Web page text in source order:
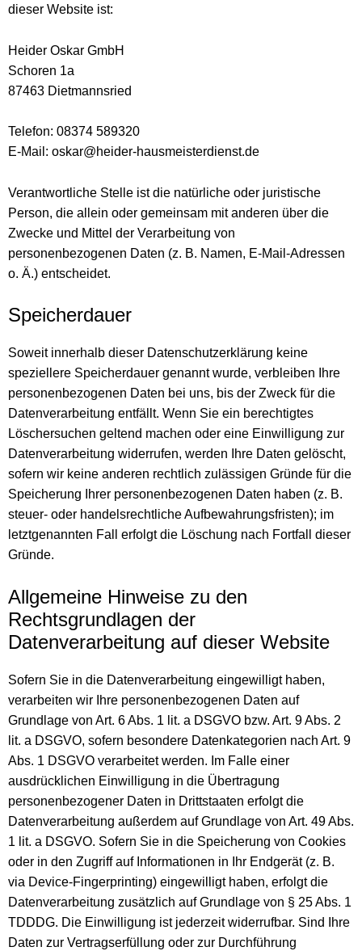
dieser Website ist:
Heider Oskar GmbH
Schoren 1a
87463 Dietmannsried
Telefon: 08374 589320
E-Mail: oskar@heider-hausmeisterdienst.de
Verantwortliche Stelle ist die natürliche oder juristische
Person, die allein oder gemeinsam mit anderen über die
Zwecke und Mittel der Verarbeitung von
personenbezogenen Daten (z. B. Namen, E-Mail-Adressen
o. Ä.) entscheidet.
Speicherdauer
Soweit innerhalb dieser Datenschutzerklärung keine
speziellere Speicherdauer genannt wurde, verbleiben Ihre
personenbezogenen Daten bei uns, bis der Zweck für die
Datenverarbeitung entfällt. Wenn Sie ein berechtigtes
Löschersuchen geltend machen oder eine Einwilligung zur
Datenverarbeitung widerrufen, werden Ihre Daten gelöscht,
sofern wir keine anderen rechtlich zulässigen Gründe für die
Speicherung Ihrer personenbezogenen Daten haben (z. B.
steuer- oder handelsrechtliche Aufbewahrungsfristen); im
letztgenannten Fall erfolgt die Löschung nach Fortfall dieser
Gründe.
Allgemeine Hinweise zu den
Rechtsgrundlagen der
Datenverarbeitung auf dieser Website
Sofern Sie in die Datenverarbeitung eingewilligt haben,
verarbeiten wir Ihre personenbezogenen Daten auf
Grundlage von Art. 6 Abs. 1 lit. a DSGVO bzw. Art. 9 Abs. 2
lit. a DSGVO, sofern besondere Datenkategorien nach Art. 9
Abs. 1 DSGVO verarbeitet werden. Im Falle einer
ausdrücklichen Einwilligung in die Übertragung
personenbezogener Daten in Drittstaaten erfolgt die
Datenverarbeitung außerdem auf Grundlage von Art. 49 Abs.
1 lit. a DSGVO. Sofern Sie in die Speicherung von Cookies
oder in den Zugriff auf Informationen in Ihr Endgerät (z. B.
via Device-Fingerprinting) eingewilligt haben, erfolgt die
Datenverarbeitung zusätzlich auf Grundlage von § 25 Abs. 1
TDDDG. Die Einwilligung ist jederzeit widerrufbar. Sind Ihre
Daten zur Vertragserfüllung oder zur Durchführung